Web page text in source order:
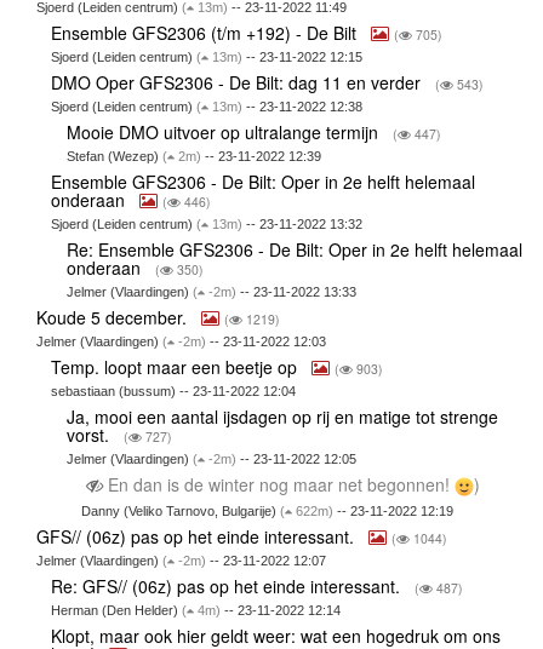
Sjoerd (Leiden centrum) ( 13m) -- 23-11-2022 11:49
Ensemble GFS2306 (t/m +192) - De Bilt ( 705)
Sjoerd (Leiden centrum)( 13m) -- 23-11-2022 12:15
DMO Oper GFS2306 - De Bilt: dag 11 en verder ( 543)
Sjoerd (Leiden centrum)( 13m) -- 23-11-2022 12:38
Mooie DMO uitvoer op ultralange termijn ( 447)
Stefan (Wezep) ( 2m) -- 23-11-2022 12:39
Ensemble GFS2306 - De Bilt: Oper in 2e helft helemaal
onderaan ( 446)
Sjoerd (Leiden centrum)( 13m) -- 23-11-2022 13:32
Re: Ensemble GFS2306 - De Bilt: Oper in 2e helft helemaal
onderaan ( 350)
Jelmer (Vlaardingen) ( -2m) -- 23-11-2022 13:33
Koude 5 december. ( 1219)
Jelmer (Vlaardingen) ( -2m) -- 23-11-2022 12:03
Temp. loopt maar een beetje op ( 903)
sebastiaan (bussum) -- 23-11-2022 12:04
Ja, mooi een aantal ijsdagen op rij en matige tot strenge
vorst. ( 727)
Jelmer (Vlaardingen) ( -2m) -- 23-11-2022 12:05
En dan is de winter nog maar net begonnen! )
Danny (Veliko Tarnovo, Bulgarije)( 622m) -- 23-11-2022 12:19
GFS// (06z) pas op het einde interessant. ( 1044)
Jelmer (Vlaardingen) ( -2m) -- 23-11-2022 12:07
Re: GFS// (06z) pas op het einde interessant. ( 487)
Herman (Den Helder)( 4m) -- 23-11-2022 12:14
Klopt, maar ook hier geldt weer: wat een hogedruk om ons